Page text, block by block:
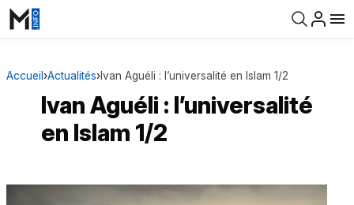
Accueil ›Actualités›Ivan Aguéli : l’universalité en Islam 1/2
Ivan Aguéli : l’universalité
en Islam 1/2